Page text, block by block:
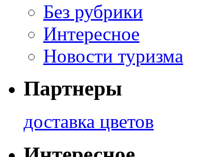
Без рубрики
Интересное
Новости туризма
Партнеры
доставка цветов